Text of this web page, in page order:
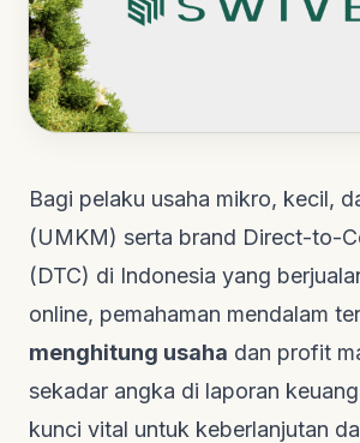
Bagi pelaku usaha mikro, kecil,
(UMKM) serta brand Direct-to-
(DTC) di Indonesia yang
online, pemahaman mendalam
menghitung usaha dan profit
sekadar angka di laporan
kunci vital untuk keberlanjutan